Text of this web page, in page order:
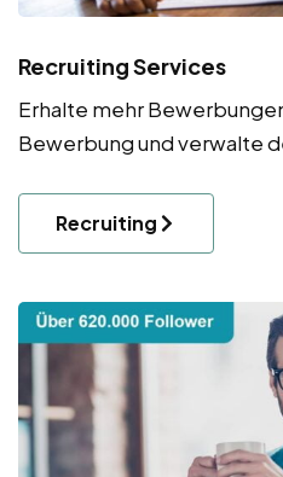
Recruiting Services
Erhalte mehr
Bewerbung und verwalte
Recruiting